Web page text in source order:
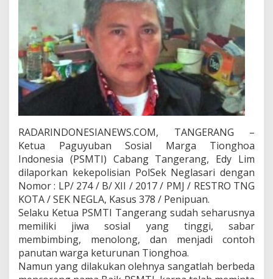
l
s
i
a
n
RADARINDONESIANEWS.COM, TANGERANG –
Ketua Paguyuban Sosial Marga Tionghoa
Indonesia (PSMTI) Cabang Tangerang, Edy Lim
dilaporkan kekepolisian PolSek Neglasari dengan
Nomor : LP/ 274 / B/ XII / 2017 / PMJ / RESTRO TNG
KOTA / SEK NEGLA, Kasus 378 / Penipuan.
Selaku Ketua PSMTI Tangerang sudah seharusnya
memiliki jiwa sosial yang tinggi, sabar
membimbing, menolong, dan menjadi contoh
panutan warga keturunan Tionghoa.
Namun yang dilakukan olehnya sangatlah berbeda